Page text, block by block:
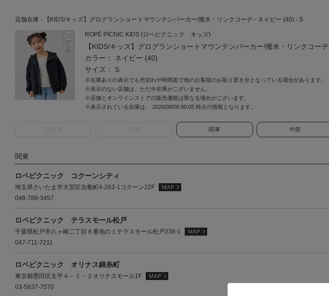
店舗在庫 - 【KIDS/キッズ】グログランショートマウンテンパーカー/撥水・リンクコーデ - ネイビー (40) - S
ROPÉ PICNIC KIDS (ロペピクニック キッズ)
【KIDS/キッズ】グログランショートマウンテンパーカー/撥水・リンクコーデ
カラー： ネイビー (40)
サイズ： S
※在庫ありの表示でも売切れや時間差で他のお客様のお取り置き分となっている場合があります。
※表示のない店舗は、ただ今在庫がございません。
※店舗とオンラインストアの販売価格は異なる場合がございます。
※表示されている在庫は、 2026/08/08 00:05 時点の情報となります。
関東 中部
関東
ロペピクニック コクーンシティ
埼玉県さいたま市大宮区吉敷町4-263-1コクーン22F
048-788-3457
ロペピクニック テラスモール松戸
千葉県松戸市八ヶ崎二丁目８番地の１テラスモール松戸238-1
047-711-7211
ロペピクニック オリナス錦糸町
東京都墨田区太平４－１－２オリナスモール1F
03-5637-7570